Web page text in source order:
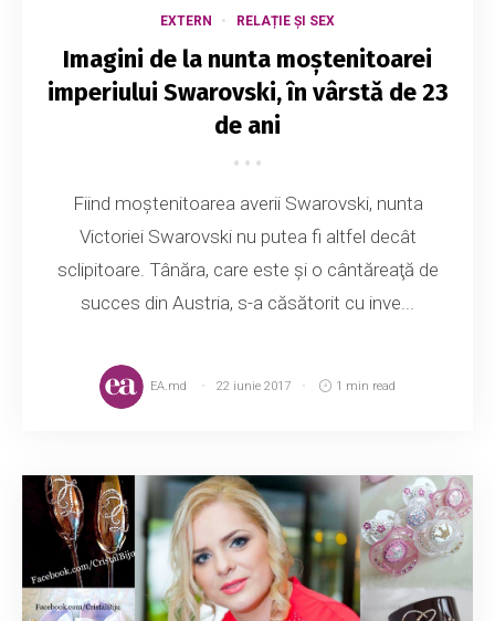
EXTERN RELAȚIE ȘI SEX
Imagini de la nunta moştenitoarei
imperiului Swarovski, în vârstă de 23
de ani
Fiind moştenitoarea averii Swarovski, nunta
Victoriei Swarovski nu putea fi altfel decât
sclipitoare. Tânăra, care este şi o cântăreaţă de
succes din Austria, s-a căsătorit cu inve...
EA.md 22 iunie 2017 1 min read